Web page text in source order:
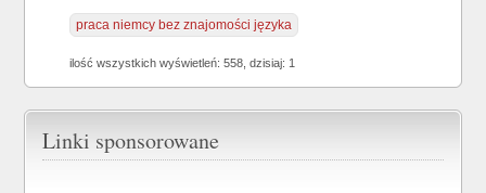
praca niemcy bez znajomości języka
ilość wszystkich wyświetleń: 558, dzisiaj: 1
Linki sponsorowane